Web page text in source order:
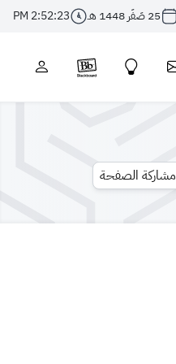
25 صَفَر 1448 هـ 2:52:23 PM
مشاركة الصفحة